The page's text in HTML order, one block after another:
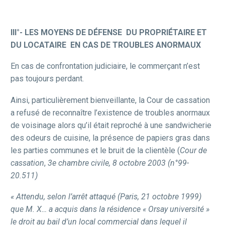
III°- LES MOYENS DE DÉFENSE DU PROPRIÉTAIRE ET
DU LOCATAIRE EN CAS DE TROUBLES ANORMAUX
En cas de confrontation judiciaire, le commerçant n’est
pas toujours perdant.
Ainsi, particulièrement bienveillante, la Cour de cassation
a refusé de reconnaître l’existence de troubles anormaux
de voisinage alors qu’il était reproché à une sandwicherie
des odeurs de cuisine, la présence de papiers gras dans
les parties communes et le bruit de la clientèle (Cour de
cassation, 3e chambre civile, 8 octobre 2003 (n°99-
20.511)
« Attendu, selon l’arrêt attaqué (Paris, 21 octobre 1999)
que M. X… a acquis dans la résidence « Orsay université »
le droit au bail d’un local commercial dans lequel il